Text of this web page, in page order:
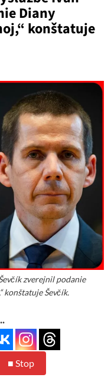
Diany
konštatuje
zverejnil podanie
konštatuje Ševčík.
■ Stop